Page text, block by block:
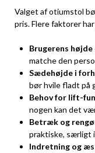
Valget af otiumstol
pris. Flere faktorer
Brugerens
matche den
Sædehøjde i
bør hvile fladt på
Behov for lift-
nogen kan det
Betræk og
praktiske, særligt
Indretning og